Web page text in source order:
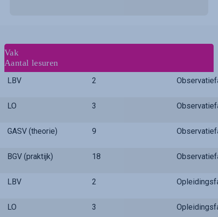
Vak
Aantal lesuren
LBV 2
LO 3
GASV (theorie) 9
BGV (praktijk) 18
LBV 2
LO 3